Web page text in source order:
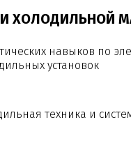
ХОЛОДИЛЬНОЙ
навыков по
установок
техника и